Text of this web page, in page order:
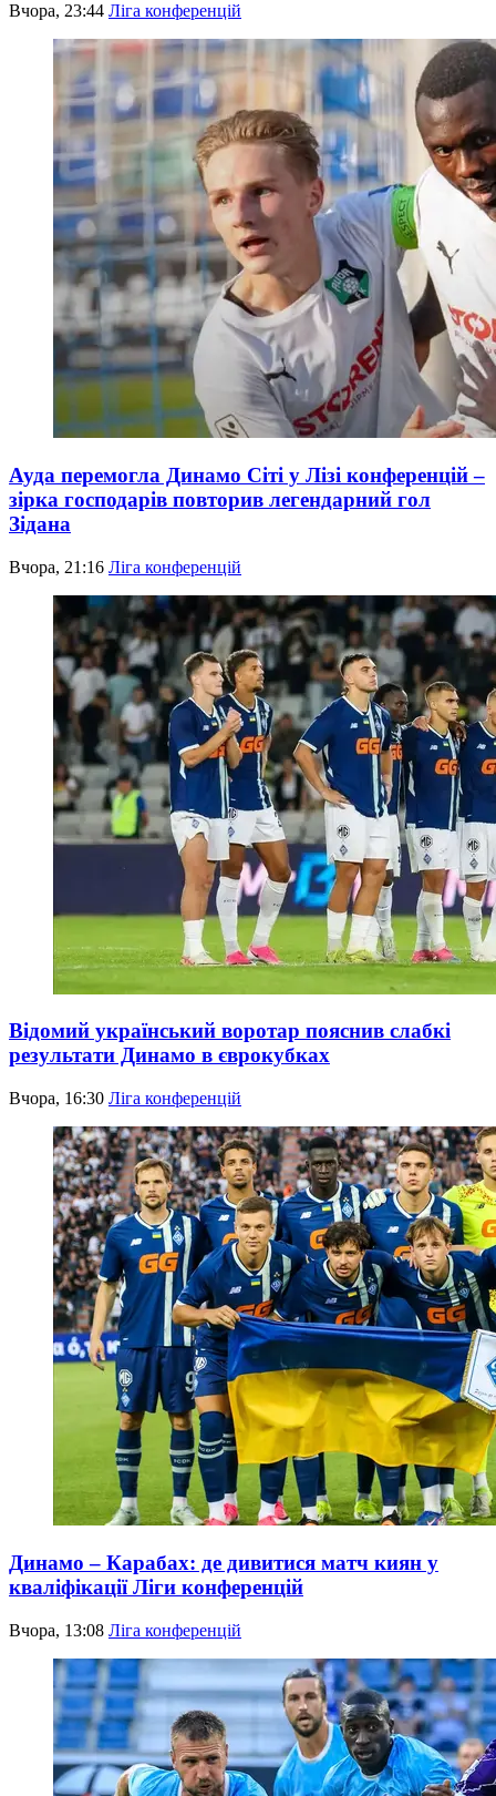
Вчора, 23:44 Ліга конференцій
Ауда перемогла Динамо Сіті у Лізі конференцій –
зірка господарів повторив легендарний гол
Зідана
Вчора, 21:16 Ліга конференцій
Відомий український воротар пояснив слабкі
результати Динамо в єврокубках
Вчора, 16:30 Ліга конференцій
Динамо – Карабах: де дивитися матч киян у
кваліфікації Ліги конференцій
Вчора, 13:08 Ліга конференцій